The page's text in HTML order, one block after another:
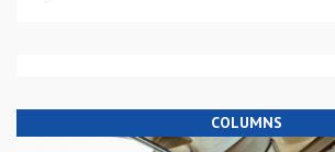
COLUMNS